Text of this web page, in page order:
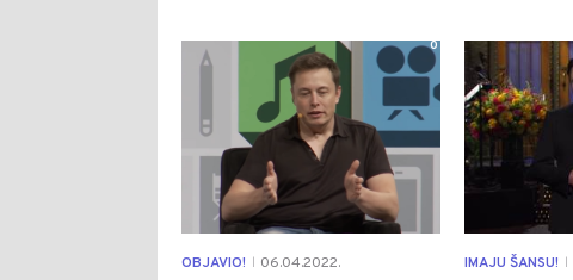
OBJAVIO! 06.04.2022.
0
IMAJU ŠANSU!